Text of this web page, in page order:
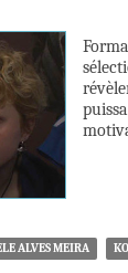
ALVES MEIRA